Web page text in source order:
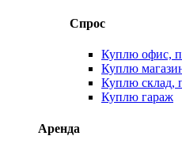
Спрос
Куплю офис,
Куплю
Куплю склад,
Куплю гараж
Аренда